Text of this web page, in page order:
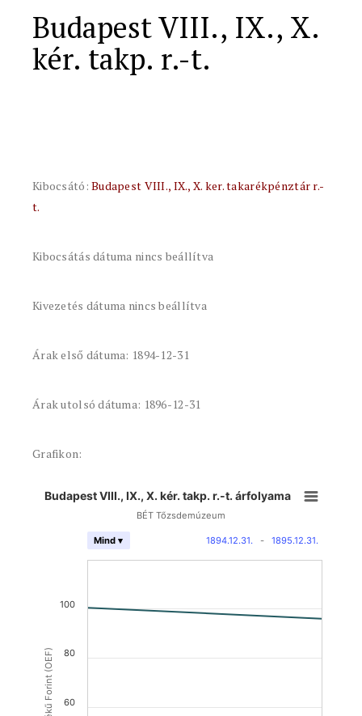
Budapest VIII., IX., X.
kér. takp. r.-t.
Kibocsátó:Budapest VIII., IX., X. ker. takarékpénztár r.-
t.
Kibocsátás dátuma nincs beállítva
Kivezetés dátuma nincs beállítva
Árak első dátuma: 1894-12-31
Árak utolsó dátuma: 1896-12-31
Grafikon:
Budapest VIII., IX., X. kér. takp. r.-t. árfolyama
BÉT Tőzsdemúzeum
1894.12.31. - 1895.12.31.
Mind ▾
60
80
100